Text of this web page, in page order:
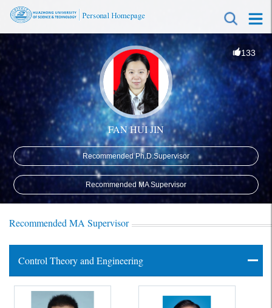
133
FAN HUI JIN
Recommended Ph.D.Supervisor
Recommended MA Supervisor
Recommended MA Supervisor
Control Theory and Engineering